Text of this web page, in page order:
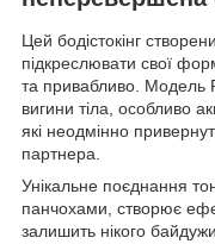
Цей бодістокінг
підкреслювати свої
та привабливо. Модель
вигини тіла, особливо
які неодмінно
партнера.
Унікальне поєднання
панчохами, створює
залишить нікого